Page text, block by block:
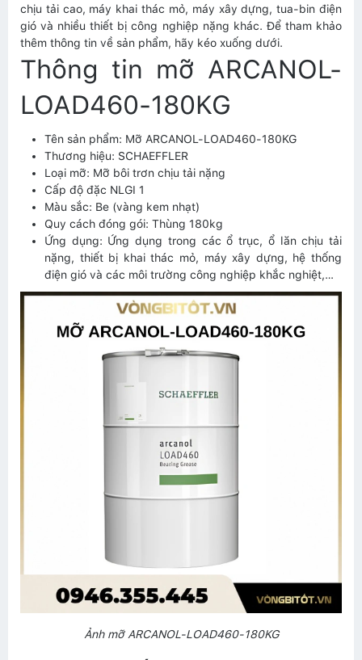
chịu tải cao, máy khai thác mỏ, máy xây dựng, tua-bin điện
gió và nhiều thiết bị công nghiệp nặng khác. Để tham khảo
thêm thông tin về sản phẩm, hãy kéo xuống dưới.
Thông tin mỡ ARCANOL-
LOAD460-180KG
Tên sản phẩm: Mỡ ARCANOL-LOAD460-180KG
Thương hiệu: SCHAEFFLER
Loại mỡ: Mỡ bôi trơn chịu tải nặng
Cấp độ đặc NLGI 1
Màu sắc: Be (vàng kem nhạt)
Quy cách đóng gói: Thùng 180kg
Ứng dụng: Ứng dụng trong các ổ trục, ổ lăn chịu tải
nặng, thiết bị khai thác mỏ, máy xây dựng, hệ thống
điện gió và các môi trường công nghiệp khắc nghiệt,…
Ảnh mỡ ARCANOL-LOAD460-180KG